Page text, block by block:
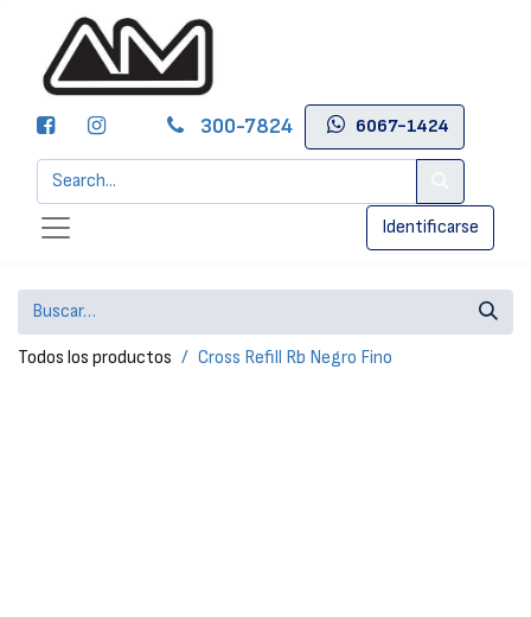
300-7824 6067-1424
Identificarse
Todos los productos Cross Refill Rb Negro Fino